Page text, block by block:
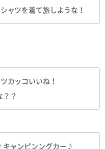
ャツを着て旅しような！
カッコいいね！
？？
ャンピンングカー♪